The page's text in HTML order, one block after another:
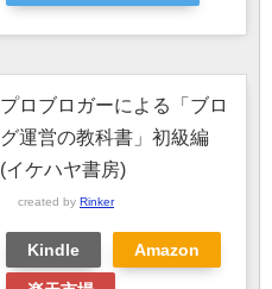
プロブロガーによる「ブロ
グ運営の教科書」初級編
(イケハヤ書房)
created by Rinker
Kindle Amazon